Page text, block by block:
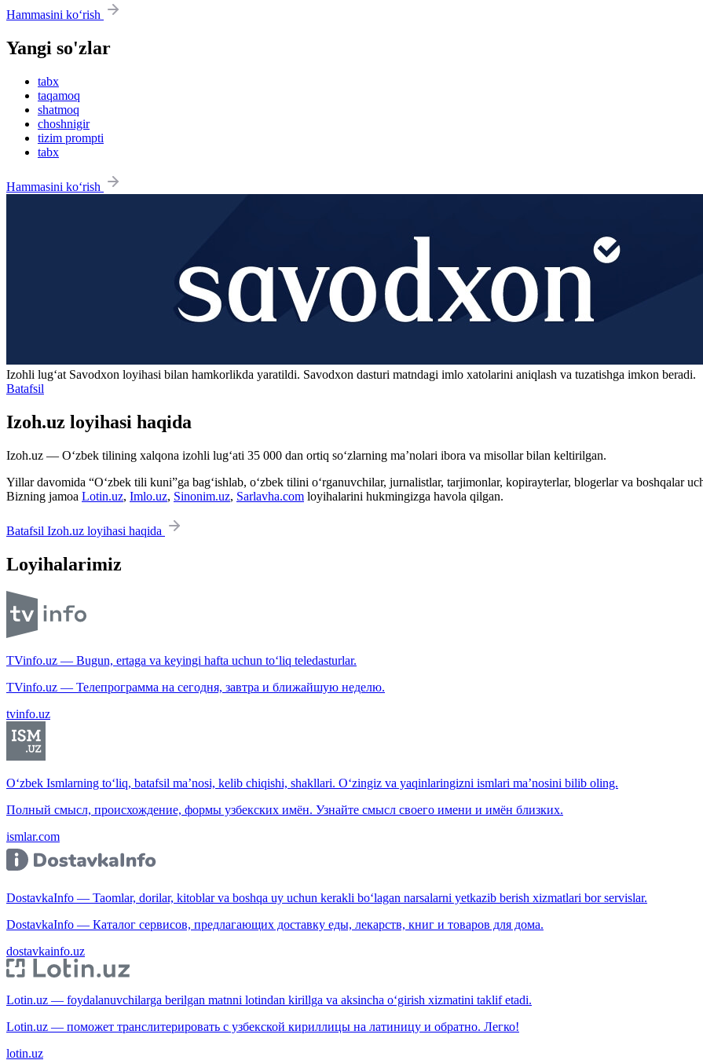
Hammasini ko‘rish
Yangi so'zlar
tabx
taqamoq
shatmoq
choshnigir
tizim prompti
tabx
Hammasini ko‘rish
Izohli lugʻat Savodxon loyihasi bilan hamkorlikda yaratildi. Savodxon dasturi matndagi imlo xatolarini aniqlash va tuzatishga imkon beradi.
Batafsil
Izoh.uz loyihasi haqida
Izoh.uz — O‘zbek tilining xalqona izohli lug‘ati 35 000 dan ortiq so‘zlarning ma’nolari ibora va misollar bilan keltirilgan.
Yillar davomida “O‘zbek tili kuni”ga bag‘ishlab, o‘zbek tilini o‘rganuvchilar, jurnalistlar, tarjimonlar, kopirayterlar, blogerlar va boshqalar
Bizning jamoa Lotin.uz, Imlo.uz, Sinonim.uz, Sarlavha.com loyihalarini hukmingizga havola qilgan.
Batafsil Izoh.uz loyihasi haqida
Loyihalarimiz
TVinfo.uz — Bugun, ertaga va keyingi hafta uchun to‘liq teledasturlar.
TVinfo.uz — Телепрограмма на сегодня, завтра и ближайшую неделю.
tvinfo.uz
O‘zbek Ismlarning to‘liq, batafsil ma’nosi, kelib chiqishi, shakllari. O‘zingiz va yaqinlaringizni ismlari ma’nosini bilib oling.
Полный смысл, происхождение, формы узбекских имён. Узнайте смысл своего имени и имён близких.
ismlar.com
DostavkaInfo — Taomlar, dorilar, kitoblar va boshqa uy uchun kerakli bo‘lagan narsalarni yetkazib berish xizmatlari bor servislar.
DostavkaInfo — Каталог сервисов, предлагающих доставку еды, лекарств, книг и товаров для дома.
dostavkainfo.uz
Lotin.uz — foydalanuvchilarga berilgan matnni lotindan kirillga va aksincha o‘girish xizmatini taklif etadi.
Lotin.uz — поможет транслитерировать с узбекской кириллицы на латиницу и обратно. Легко!
lotin.uz